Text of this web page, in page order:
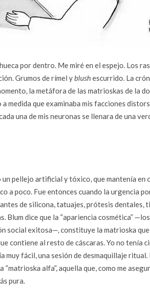
por dentro. Me miré en el espejo. Los
Grumos de rímel yblushescurrido. La
la metáfora de las matrioskas de la
medida que examinaba mis facciones
una de mis neuronas se llenara de una
un pellejo artificial y tóxico, que mantenía en
a poco. Fue entonces cuando la urgencia
de silicona, tatuajes, prótesis dentales,
dice que la “apariencia cosmética”
social exitosa—, constituye la matrioska que
contiene al resto de cáscaras. Yo no tenía
muy fácil, una sesión de desmaquillaje
alfa”, aquella que, como me
pura.